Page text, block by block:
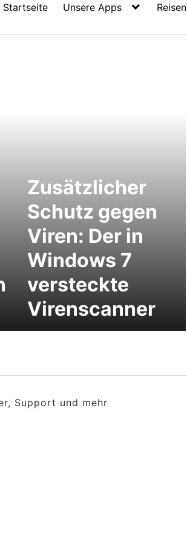
Startseite Unsere Apps Reisen
Zusätzlicher
Schutz gegen
Viren: Der in
Windows 7
versteckte
Virenscanner
Support und mehr